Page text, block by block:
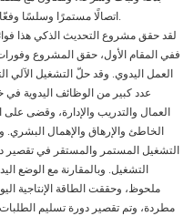
اتصالًا مستمرًا وسلسًا وفعّالًا بين كل عملية إنتاج دون أي توقف أو انحراف.
لقد حقق مشروع التحديث الذكي هذا
ففي المقام الأول، حقق المشروع
العمل اليدوي. وقد حلّ التشغيل الآلي
عدد كبير من الوظائف اليدوية
العمال والتدريب والإدارة، وقضى
الخاطئ والإرهاق والإهمال
التشغيل المستمر والمستقر في تقصير
التشغيل. وبالمقارنة مع الوضع
ملحوظ، وحققت الطاقة الإنتاجية
مطردة، وتم تقصير دورة تسليم